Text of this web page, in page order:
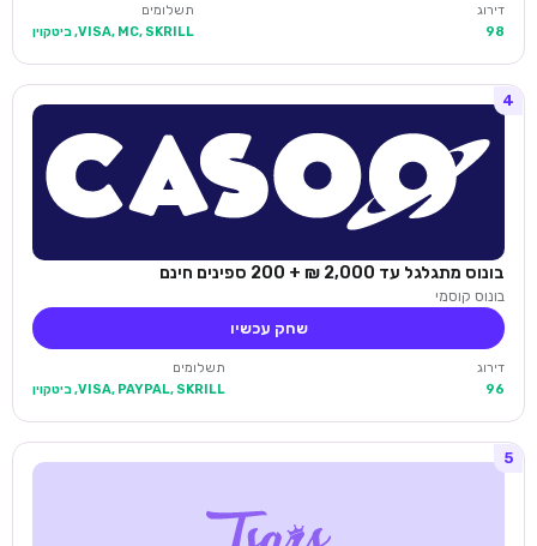
דירוג
98
תשלומים
VISA, MC, SKRILL, ביטקוין
4
בונוס מתגלגל עד 2,000 ₪ + 200 ספינים חינם
בונוס קוסמי
שחק עכשיו
דירוג
96
תשלומים
VISA, PAYPAL, SKRILL, ביטקוין
5